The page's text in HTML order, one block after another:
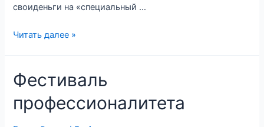
своиденьги на «специальный …
Читать далее »
Фестиваль
профессионалитета